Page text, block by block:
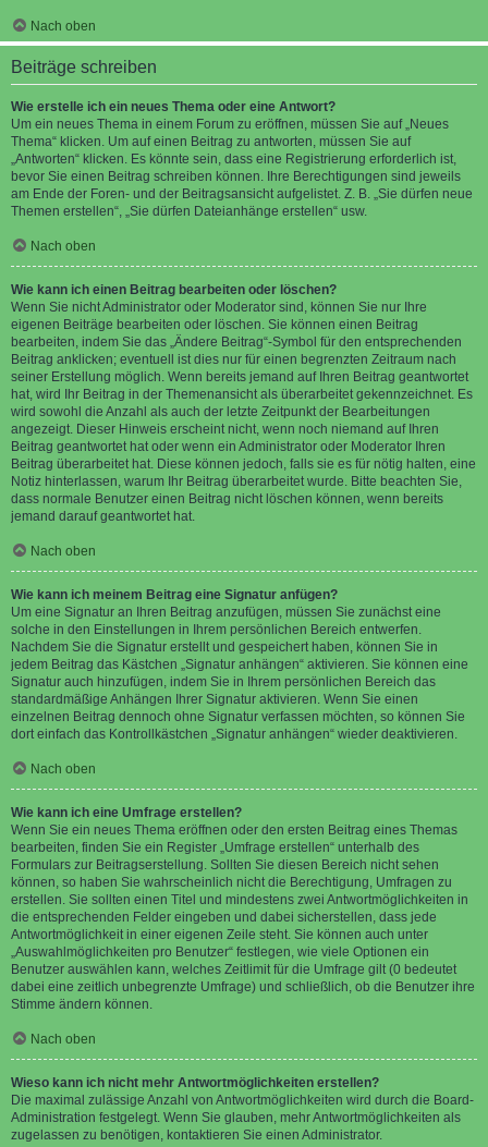
Nach oben
Beiträge schreiben
Wie erstelle ich ein neues Thema oder eine Antwort?
Um ein neues Thema in einem Forum zu eröffnen, müssen Sie auf „Neues
Thema“ klicken. Um auf einen Beitrag zu antworten, müssen Sie auf
„Antworten“ klicken. Es könnte sein, dass eine Registrierung erforderlich ist,
bevor Sie einen Beitrag schreiben können. Ihre Berechtigungen sind jeweils
am Ende der Foren- und der Beitragsansicht aufgelistet. Z. B. „Sie dürfen neue
Themen erstellen“, „Sie dürfen Dateianhänge erstellen“ usw.
Nach oben
Wie kann ich einen Beitrag bearbeiten oder löschen?
Wenn Sie nicht Administrator oder Moderator sind, können Sie nur Ihre
eigenen Beiträge bearbeiten oder löschen. Sie können einen Beitrag
bearbeiten, indem Sie das „Ändere Beitrag“-Symbol für den entsprechenden
Beitrag anklicken; eventuell ist dies nur für einen begrenzten Zeitraum nach
seiner Erstellung möglich. Wenn bereits jemand auf Ihren Beitrag geantwortet
hat, wird Ihr Beitrag in der Themenansicht als überarbeitet gekennzeichnet. Es
wird sowohl die Anzahl als auch der letzte Zeitpunkt der Bearbeitungen
angezeigt. Dieser Hinweis erscheint nicht, wenn noch niemand auf Ihren
Beitrag geantwortet hat oder wenn ein Administrator oder Moderator Ihren
Beitrag überarbeitet hat. Diese können jedoch, falls sie es für nötig halten, eine
Notiz hinterlassen, warum Ihr Beitrag überarbeitet wurde. Bitte beachten Sie,
dass normale Benutzer einen Beitrag nicht löschen können, wenn bereits
jemand darauf geantwortet hat.
Nach oben
Wie kann ich meinem Beitrag eine Signatur anfügen?
Um eine Signatur an Ihren Beitrag anzufügen, müssen Sie zunächst eine
solche in den Einstellungen in Ihrem persönlichen Bereich entwerfen.
Nachdem Sie die Signatur erstellt und gespeichert haben, können Sie in
jedem Beitrag das Kästchen „Signatur anhängen“ aktivieren. Sie können eine
Signatur auch hinzufügen, indem Sie in Ihrem persönlichen Bereich das
standardmäßige Anhängen Ihrer Signatur aktivieren. Wenn Sie einen
einzelnen Beitrag dennoch ohne Signatur verfassen möchten, so können Sie
dort einfach das Kontrollkästchen „Signatur anhängen“ wieder deaktivieren.
Nach oben
Wie kann ich eine Umfrage erstellen?
Wenn Sie ein neues Thema eröffnen oder den ersten Beitrag eines Themas
bearbeiten, finden Sie ein Register „Umfrage erstellen“ unterhalb des
Formulars zur Beitragserstellung. Sollten Sie diesen Bereich nicht sehen
können, so haben Sie wahrscheinlich nicht die Berechtigung, Umfragen zu
erstellen. Sie sollten einen Titel und mindestens zwei Antwortmöglichkeiten in
die entsprechenden Felder eingeben und dabei sicherstellen, dass jede
Antwortmöglichkeit in einer eigenen Zeile steht. Sie können auch unter
„Auswahlmöglichkeiten pro Benutzer“ festlegen, wie viele Optionen ein
Benutzer auswählen kann, welches Zeitlimit für die Umfrage gilt (0 bedeutet
dabei eine zeitlich unbegrenzte Umfrage) und schließlich, ob die Benutzer ihre
Stimme ändern können.
Nach oben
Wieso kann ich nicht mehr Antwortmöglichkeiten erstellen?
Die maximal zulässige Anzahl von Antwortmöglichkeiten wird durch die Board-
Administration festgelegt. Wenn Sie glauben, mehr Antwortmöglichkeiten als
zugelassen zu benötigen, kontaktieren Sie einen Administrator.